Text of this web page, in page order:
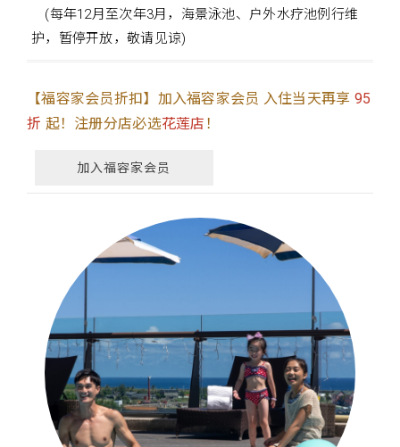
(每年12月至次年3月，海景泳池、户外水疗池例行维
护，暂停开放，敬请见谅)
【福容家会员折扣】加入福容家会员 入住当天再享 95
折 起！注册分店必选花莲店 ！
加入福容家会员